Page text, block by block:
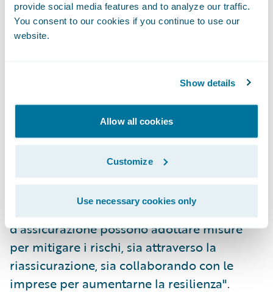
provide social media features and to analyze our traffic.
You consent to our cookies if you continue to use our
website.
Show details
Allow all cookies
Customize
Use necessary cookies only
ha commentato: “Gli assicuratori devono
considerare come il cambiamento delle
trasformano in nuovi rischi, con conseguenti
variazioni a livello di frequenza e gravità.
Utilizzando scenari come questo, le
compagnie d'assicurazione hanno la
possibilità di effettuare uno stress test sui
rispettivi portafogli contro i pericoli nuovi
queste conoscenze, le compagnie
d'assicurazione possono adottare misure
per mitigare i rischi, sia attraverso la
riassicurazione, sia collaborando con le
imprese per aumentarne la resilienza".